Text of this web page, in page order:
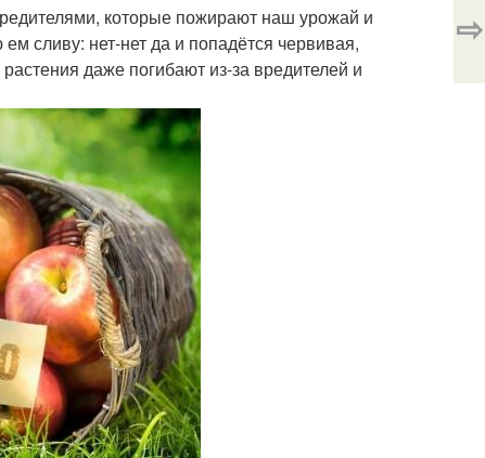
которые пожирают наш урожай и
сливу: нет-нет да и попадётся червивая,
даже погибают из-за вредителей и
⇨